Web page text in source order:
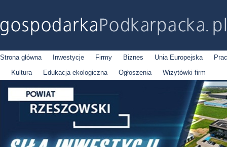
Strona główna Inwestycje Firmy Biznes Unia Europejska
Kultura
Edukacja ekologiczna Ogłoszenia Wizytówki firm